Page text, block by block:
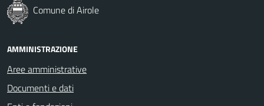
Comune di Airole
AMMINISTRAZIONE
Aree amministrative
Documenti e dati